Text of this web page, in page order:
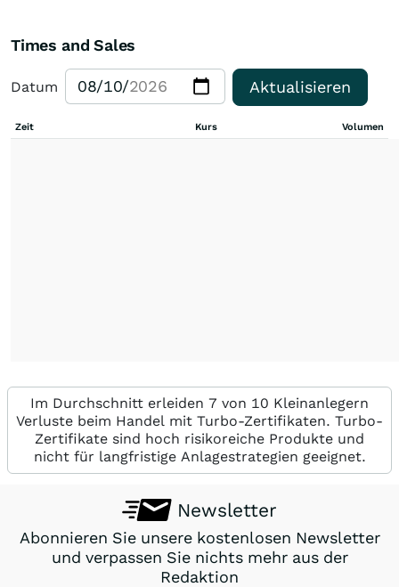
Times and Sales
Datum Aktualisieren
Zeit Kurs Volumen
Im Durchschnitt erleiden 7 von 10 Kleinanlegern
Verluste beim Handel mit Turbo-Zertifikaten. Turbo-
Zertifikate sind hoch risikoreiche Produkte und
nicht für langfristige Anlagestrategien geeignet.
Newsletter
Abonnieren Sie unsere kostenlosen Newsletter
und verpassen Sie nichts mehr aus der
Redaktion